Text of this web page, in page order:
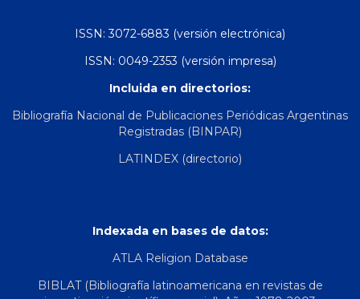
ISSN: 3072-6883 (versión electrónica)
ISSN: 0049-2353 (versión impresa)
Incluida en directorios:
Bibliografía Nacional de Publicaciones Periódicas Argentinas
Registradas (BINPAR)
LATINDEX (directorio)
Indexada en bases de datos:
ATLA Religion Database
BIBLAT (Bibliografía latinoamericana en revistas de